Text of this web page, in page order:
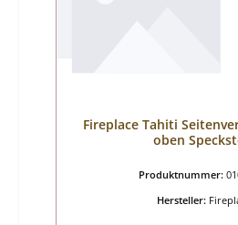
Fireplace Tahiti
oben
Produktnummer:
Hersteller: